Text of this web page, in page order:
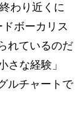
わり近くに
ボーカリス
れているのだ
さな経験」
ルチャートで